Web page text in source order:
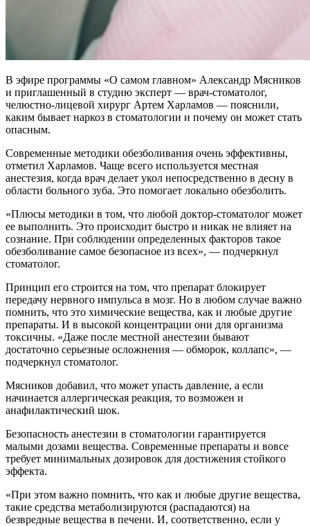
В эфире программы «О самом главном» Александр Мясников
и приглашенный в студию эксперт — врач-стоматолог,
челюстно-лицевой хирург Артем Харламов — пояснили,
каким бывает наркоз в стоматологии и почему он может стать
опасным.
Современные методики обезболивания очень эффективны,
отметил Харламов. Чаще всего используется местная
анестезия, когда врач делает укол непосредственно в десну в
области больного зуба. Это помогает локально обезболить.
«Плюсы методики в том, что любой доктор-стоматолог может
ее выполнить. Это происходит быстро и никак не влияет на
сознание. При соблюдении определенных факторов такое
обезболивание самое безопасное из всех», — подчеркнул
стоматолог.
Принцип его строится на том, что препарат блокирует
передачу нервного импульса в мозг. Но в любом случае важно
помнить, что это химические вещества, как и любые другие
препараты. И в высокой концентрации они для организма
токсичны. «Даже после местной анестезии бывают
достаточно серьезные осложнения — обморок, коллапс», —
подчеркнул стоматолог.
Мясников добавил, что может упасть давление, а если
начинается аллергическая реакция, то возможен и
анафилактический шок.
Безопасность анестезии в стоматологии гарантируется
малыми дозами вещества. Современные препараты и вовсе
требует минимальных дозировок для достижения стойкого
эффекта.
«При этом важно помнить, что как и любые другие вещества,
такие средства метаболизируются (распадаются) на
безвредные вещества в печени. И, соответственно, если у